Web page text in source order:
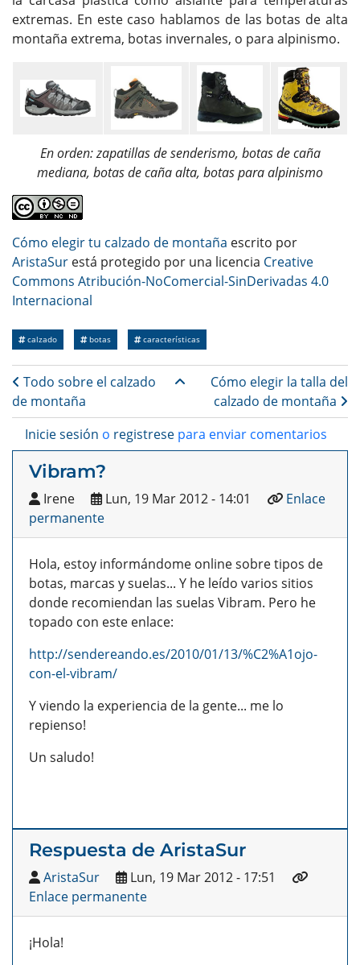
extremas. En este caso hablamos de las botas de alta
montaña extrema, botas invernales, o para alpinismo.
En orden: zapatillas de senderismo, botas de caña
mediana, botas de caña alta, botas para alpinismo
Cómo elegir tu calzado de montaña escrito por
AristaSur está protegido por una licencia Creative
Commons Atribución-NoComercial-SinDerivadas 4.0
Internacional
calzado botas características
Enlaces transversales de
Todo sobre el calzado
de montaña
Cómo elegir la talla del
calzado de montaña
Inicie sesión o registrese para enviar comentarios
Vibram?
Irene Lun, 19 Mar 2012 - 14:01
Enlace
permanente
Hola, estoy informándome online sobre tipos de
botas, marcas y suelas... Y he leído varios sitios
donde recomiendan las suelas Vibram. Pero he
topado con este enlace:
http://sendereando.es/2010/01/13/%C2%A1ojo-
con-el-vibram/
Y viendo la experiencia de la gente... me lo
repienso!
Un saludo!
Respuesta de AristaSur
AristaSur
Lun, 19 Mar 2012 - 17:51
Enlace permanente
¡Hola!